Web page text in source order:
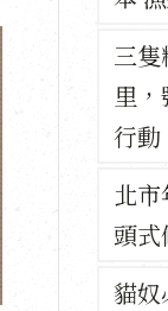
三
里
行動
北
頭式
貓奴